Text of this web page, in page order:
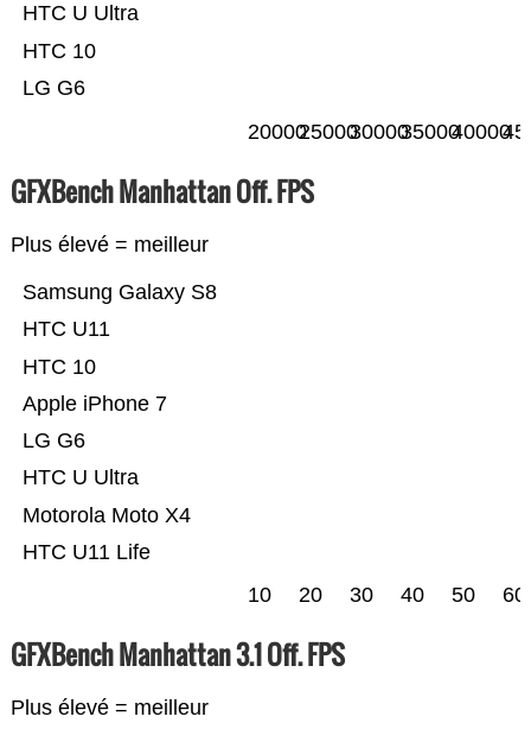
LG G6
HTC 10
HTC U Ultra
2000025000300003500040000
GFXBench Manhattan Off. FPS
Plus élevé = meilleur
HTC U11 Life
Motorola Moto X4
HTC U Ultra
LG G6
Apple iPhone 7
HTC 10
HTC U11
Samsung Galaxy S8
10 20 30 40 50 60
GFXBench Manhattan 3.1 Off. FPS
Plus élevé = meilleur